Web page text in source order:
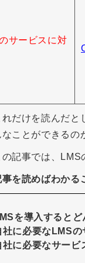
サービスに対
れだけを読んだと
なことができるの
記事では、LMS
事を読めばわかる
を導入すると
社に必要なLMS
社に必要なサー